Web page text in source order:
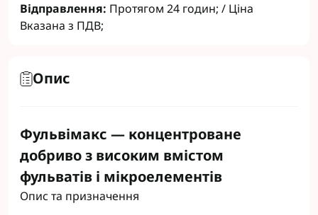
Відправлення: Протягом 24 годин; / Ціна
Вказана з ПДВ;
Опис
Фульвімакс — концентроване
добриво з високим вмістом
фульватів і мікроелементів
Опис та призначення